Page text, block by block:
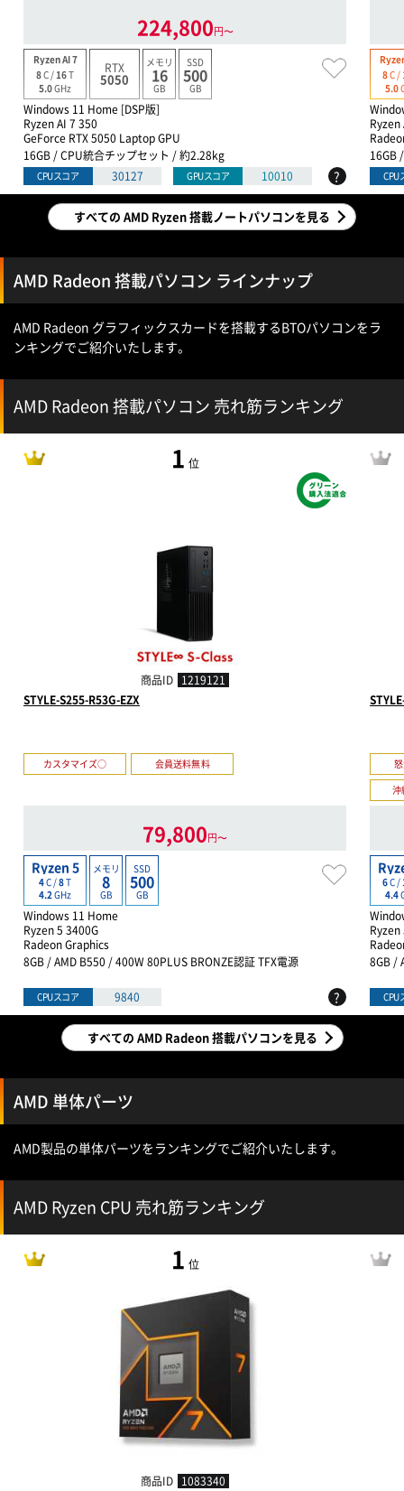
224,800円〜
Ryzen AI 7
8C / 16T
5.0GHz
RTX
5050
メモリ
16
GB
SSD
500
GB
Windows 11 Home [DSP版]
Ryzen AI 7 350
GeForce RTX 5050 Laptop GPU
16GB / CPU統合チップセット / 約2.28kg
CPUスコア 30127 GPUスコア 10010 ?
8C /
5.0
16GB
CPU
すべての AMD Ryzen 搭載ノートパソコンを見る
AMD Radeon 搭載パソコン ラインナップ
AMD Radeon グラフィックスカードを搭載するBTOパソコンをラ
ンキングでご紹介いたします。
AMD Radeon 搭載パソコン 売れ筋ランキング
1 位
商品ID 1219121
STYLE-S255-R53G-EZX
カスタマイズ○ 会員送料無料
79,800円〜
Ryzen 5
4C /8T
4.2GHz
メモリ
8
GB
SSD
500
GB
Windows 11 Home
Ryzen 5 3400G
Radeon Graphics
8GB / AMD B550 / 400W 80PLUS BRONZE認証 TFX電源
CPUスコア 9840 ?
沖
6C /
4.4
Ryzen
8GB /
CPU
すべての AMD Radeon 搭載パソコンを見る
AMD 単体パーツ
AMD製品の単体パーツをランキングでご紹介いたします。
AMD Ryzen CPU 売れ筋ランキング
1 位
商品ID 1083340